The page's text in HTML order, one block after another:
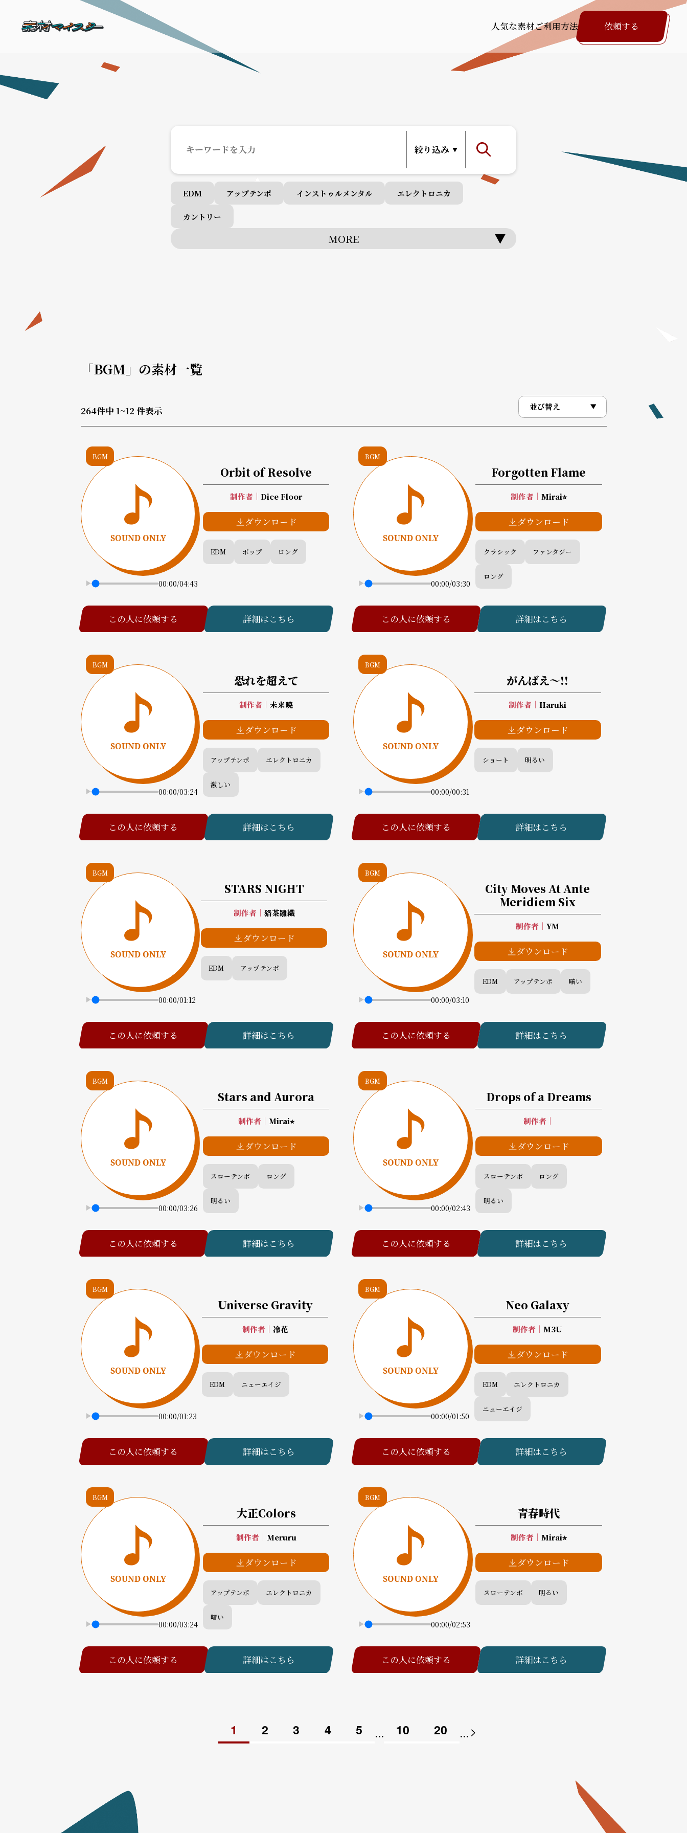
人気な素材ご利用方法 依頼する
EDM アップテンポ インストゥルメンタル エレクトロニカ
カントリー
MORE
「BGM」の素材一覧
264件中 1~12 件表示
BGM
00:00/04:43
Orbit of Resolve
制作者 ｜Dice Floor
ダウンロード
EDM ポップ ロング
この人に依頼する 詳細はこちら
BGM
00:00/03:30
Forgotten Flame
制作者 ｜ Mirai⭐︎
ダウンロード
クラシック ファンタジー
ロング
この人に依頼する 詳細はこちら
BGM
00:00/03:24
恐れを超えて
制作者 ｜未来暁
ダウンロード
アップテンポ エレクトロニカ
激しい
この人に依頼する 詳細はこちら
BGM
00:00/00:31
がんばえ～!!
制作者 ｜Haruki
ダウンロード
ショート 明るい
この人に依頼する 詳細はこちら
BGM
00:00/01:12
STARS NIGHT
制作者 ｜ 狢茶雛織
ダウンロード
EDM アップテンポ
この人に依頼する 詳細はこちら
BGM
00:00/03:10
City Moves At Ante
Meridiem Six
制作者 ｜YM
ダウンロード
EDM アップテンポ 暗い
この人に依頼する 詳細はこちら
BGM
00:00/03:26
Stars and Aurora
制作者 ｜ Mirai⭐︎
ダウンロード
スローテンポ ロング
明るい
この人に依頼する 詳細はこちら
BGM
00:00/02:43
Drops of a Dreams
制作者 ｜
ダウンロード
スローテンポ ロング
明るい
この人に依頼する 詳細はこちら
BGM
00:00/01:23
Universe Gravity
制作者 ｜ 冷花
ダウンロード
EDM ニューエイジ
この人に依頼する 詳細はこちら
BGM
00:00/01:50
Neo Galaxy
制作者 ｜M3U
ダウンロード
EDM エレクトロニカ
ニューエイジ
この人に依頼する 詳細はこちら
BGM
00:00/03:24
大正Colors
制作者 ｜ Meruru
ダウンロード
アップテンポ エレクトロニカ
暗い
この人に依頼する 詳細はこちら
BGM
00:00/02:53
青春時代
制作者 ｜ Mirai⭐︎
ダウンロード
スローテンポ 明るい
この人に依頼する 詳細はこちら
1 2 3 4 5 ... 10 20 ...